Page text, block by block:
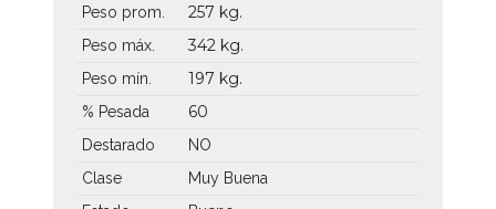
Peso prom. 257 kg.
Peso máx. 342 kg.
Peso mín. 197 kg.
% Pesada 60
Destarado
NO
Clase
Muy Buena